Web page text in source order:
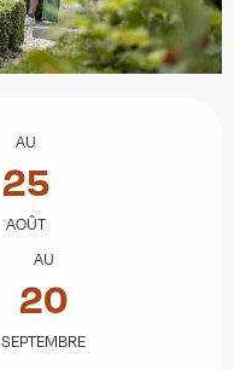
AU
25
AOÛT
AU
20
SEPTEMBRE